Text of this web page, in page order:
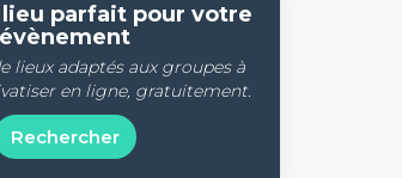
parfait pour votre
évènement
lieux adaptés aux groupes à
en ligne, gratuitement.
Rechercher